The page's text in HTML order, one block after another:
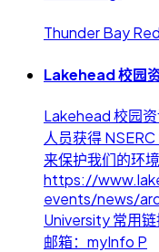
Thunder Bay
Lakehead 校园
Lakehead 校园
人员获得
来保护我们的环
https://
events/news/
University 常用链
邮箱：myInfo P